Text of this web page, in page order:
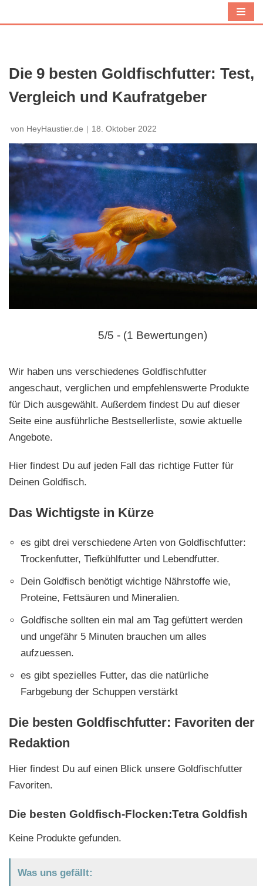
n
h
l
t
s
p
i
n
g
e
n
Die 9 besten Goldfischfutter: Test,
Vergleich und Kaufratgeber
von HeyHaustier.de 18. Oktober 2022
5/5 - (1 Bewertungen)
Wir haben uns verschiedenes Goldfischfutter
angeschaut, verglichen und empfehlenswerte Produkte
für Dich ausgewählt. Außerdem findest Du auf dieser
Seite eine ausführliche Bestsellerliste, sowie aktuelle
Angebote.
Hier findest Du auf jeden Fall das richtige Futter für
Deinen Goldfisch.
Das Wichtigste in Kürze
es gibt drei verschiedene Arten von Goldfischfutter:
Trockenfutter, Tiefkühlfutter und Lebendfutter.
Dein Goldfisch benötigt wichtige Nährstoffe wie,
Proteine, Fettsäuren und Mineralien.
Goldfische sollten ein mal am Tag gefüttert werden
und ungefähr 5 Minuten brauchen um alles
aufzuessen.
es gibt spezielles Futter, das die natürliche
Farbgebung der Schuppen verstärkt
Die besten Goldfischfutter: Favoriten der
Redaktion
Hier findest Du auf einen Blick unsere Goldfischfutter
Favoriten.
Die besten Goldfisch-Flocken:Tetra Goldfish
Keine Produkte gefunden.
Was uns gefällt: